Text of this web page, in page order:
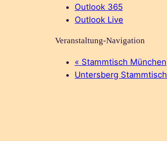
Outlook 365
Outlook Live
Veranstaltung-Navigation
« Stammtisch München
Untersberg Stammtisch